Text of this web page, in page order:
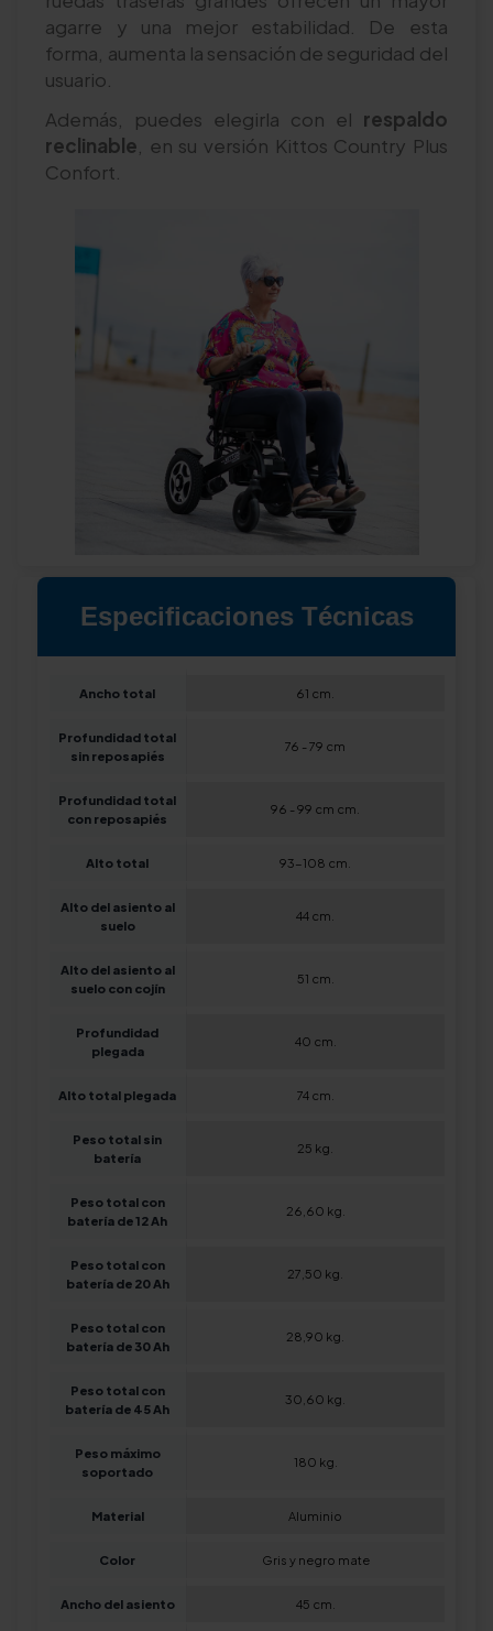
agarre y una mejor estabilidad. De esta
forma, aumenta la sensación de seguridad del
usuario.
Además, puedes elegirla con el respaldo
reclinable , en su versión Kittos Country Plus
Confort.
Especificaciones Técnicas
Ancho total 61 cm.
Profundidad total
sin reposapiés
76 - 79 cm
Profundidad total
con reposapiés
96 - 99 cm cm.
Alto total 93-108 cm.
Alto del asiento al
suelo
44 cm.
Alto del asiento al
suelo con cojín
51 cm.
Profundidad
plegada
40 cm.
Alto total plegada 74 cm.
Peso total sin
batería
25 kg.
Peso total con
batería de 12 Ah
26,60 kg.
Peso total con
batería de 20 Ah
27,50 kg.
Peso total con
batería de 30 Ah
28,90 kg.
Peso total con
batería de 45 Ah
30,60 kg.
Peso máximo
soportado
180 kg.
Material Aluminio
Color Gris y negro mate
Ancho del asiento 45 cm.